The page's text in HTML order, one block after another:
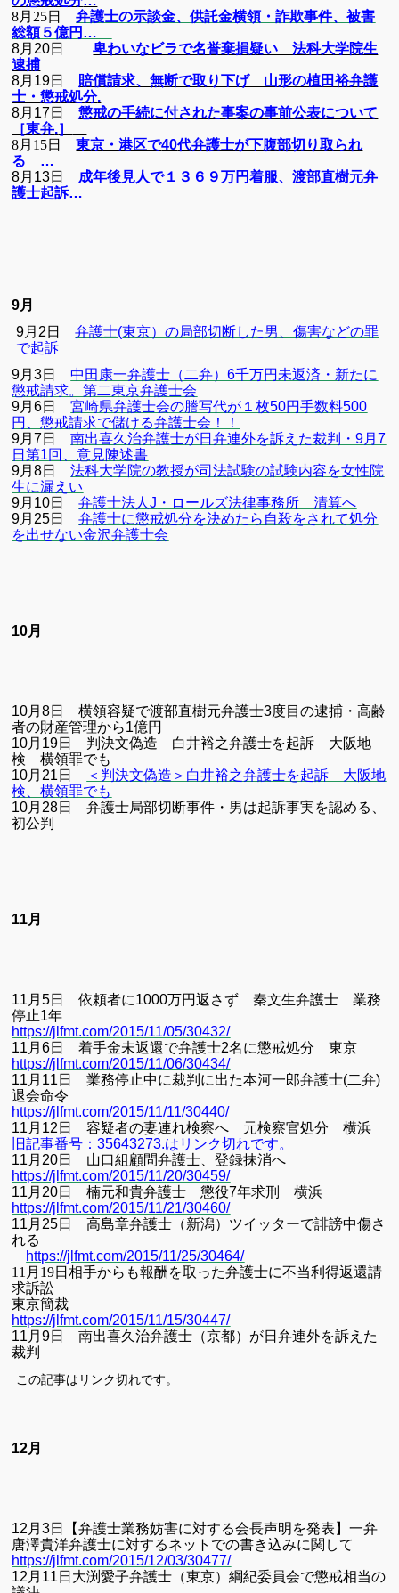
8月25日弁護士の示談金、供託金横領・詐欺事件、被害
総額５億円…
8月20日卑わいなビラで名誉棄損疑い 法科大学院生
逮捕
8月19日 賠償請求、無断で取り下げ 山形の植田裕弁護
士・懲戒処分.
8月17日懲戒の手続に付された事案の事前公表について
［東弁.］
8月15日東京・港区で40代弁護士が下腹部切り取られ
る …
8月13日 成年後見人で１３６９万円着服、渡部直樹元弁
護士起訴…
9月
9月 2 日弁護士(東京）の局部切断した男、傷害などの罪
で起訴
9月3日中田康一弁護士（二弁）6千万円未返済・新たに
懲戒請求。第二東京弁護士会
9月6日宮崎県弁護士会の謄写代が１枚50円手数料500
円、懲戒請求で儲ける弁護士会！！
9月7日南出喜久治弁護士が日弁連外を訴えた裁判・9月7
日第1回、意見陳述書
9月8日法科大学院の教授が司法試験の試験内容を女性院
生に漏えい
9月 10日弁護士法人J ・ロールズ法律事務所 清算へ
9月 25日弁護士に懲戒処分を決めたら自殺をされて処分
を出せない金沢弁護士会
10月
10月8日 横領容疑で渡部直樹元弁護士3度目の逮捕・高齢
者の財産管理から1億円
10月 19日 判決文偽造 白井裕之弁護士を起訴 大阪地
検 横領罪でも
10月 21 日
＜判決文偽造＞白井裕之弁護士を起訴 大阪地
検、横領罪でも
10月 28日 弁護士局部切断事件・男は起訴事実を認める、
初公判
11月
11 月5日 依頼者に1000万円返さず 秦文生弁護士 業務
停止1年
https://jlfmt.com/2015/11/05/30432/
11 月6日 着手金未返還で弁護士2名に懲戒処分 東京
https://jlfmt.com/2015/11/06/30434/
11 月 11 日 業務停止中に裁判に出た本河一郎弁護士(二弁)
退会命令
https://jlfmt.com/2015/11/11/30440/
11 月 12 日 容疑者の妻連れ検察へ 元検察官処分 横浜
旧記事番号：35643273.はリンク切れです。
11 月 20日 山口組顧問弁護士、登録抹消へ
https://jlfmt.com/2015/11/20/30459/
11 月 20日 楠元和貴弁護士 懲役7年求刑 横浜
https://jlfmt.com/2015/11/21/30460/
11 月 25日 高島章弁護士（新潟）ツイッターで誹謗中傷さ
れる
https://jlfmt.com/2015/11/25/30464/
11月19日相手からも報酬を取った弁護士に不当利得返還請
求訴訟
東京簡裁
https://jlfmt.com/2015/11/15/30447/
11 月9日 南出喜久治弁護士（京都）が日弁連外を訴えた
裁判
この記事はリンク切れです。
12月
12 月3日
【弁護士業務妨害に対する会長声明を発表】一弁
唐澤貴洋弁護士に対するネットでの書き込みに関して
https://jlfmt.com/2015/12/03/30477/
12 月 11 日 大渕愛子弁護士（東京）綱紀委員会で懲戒相当の